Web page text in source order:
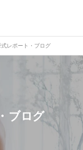
式レポート・ブログ
ブログ